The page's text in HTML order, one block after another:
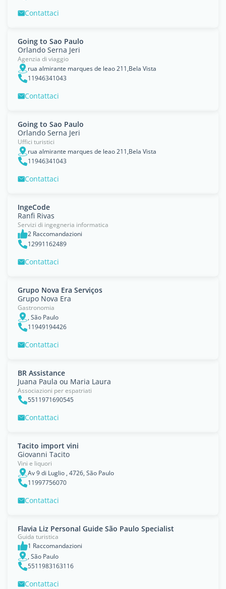
Contattaci
Going to Sao Paulo
Orlando Serna Jeri
Agenzia di viaggio
rua almirante marques de leao 211,Bela Vista
11946341043
Contattaci
Going to Sao Paulo
Orlando Serna Jeri
Uffici turistici
rua almirante marques de leao 211,Bela Vista
11946341043
Contattaci
IngeCode
Ranfi Rivas
Servizi di ingegneria informatica
2 Raccomandazioni
12991162489
Contattaci
Grupo Nova Era Serviços
Grupo Nova Era
Gastronomia
, São Paulo
11949194426
Contattaci
BR Assistance
Juana Paula ou Maria Laura
Associazioni per espatriati
5511971690545
Contattaci
Tacito import vini
Giovanni Tacito
Vini e liquori
Av 9 di Luglio , 4726, São Paulo
11997756070
Contattaci
Flavia Liz Personal Guide São Paulo Specialist
Guida turistica
1 Raccomandazioni
, São Paulo
5511983163116
Contattaci